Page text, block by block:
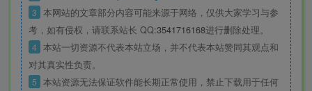
3 本网站的文章部分内容可能来源于网络，仅供大家学习与参
考，如有侵权，请联系站长 QQ:3541716168进行删除处理。
4 本站一切资源不代表本站立场，并不代表本站赞同其观点和
对其真实性负责。
5 本站资源无法保证软件能长期正常使用，禁止下载用于任何